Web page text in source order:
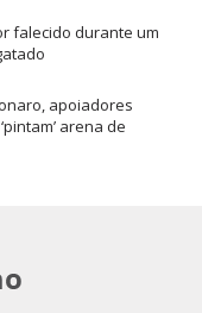
falecido durante um
apoiadores
arena de